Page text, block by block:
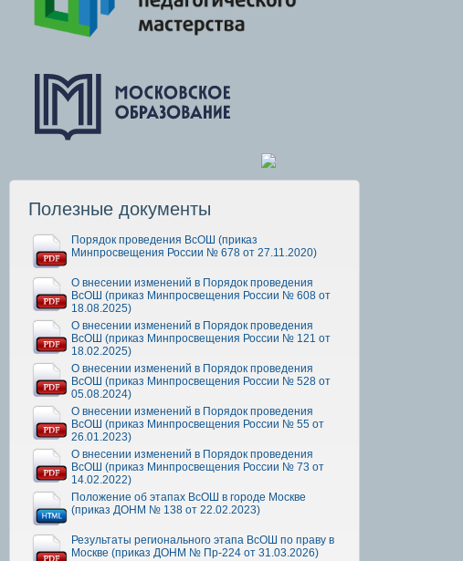
Полезные документы
Порядок проведения ВсОШ (приказ
Минпросвещения России № 678 от 27.11.2020)
О внесении изменений в Порядок проведения
ВсОШ (приказ Минпросвещения России № 608 от
18.08.2025)
О внесении изменений в Порядок проведения
ВсОШ (приказ Минпросвещения России № 121 от
18.02.2025)
О внесении изменений в Порядок проведения
ВсОШ (приказ Минпросвещения России № 528 от
05.08.2024)
О внесении изменений в Порядок проведения
ВсОШ (приказ Минпросвещения России № 55 от
26.01.2023)
О внесении изменений в Порядок проведения
ВсОШ (приказ Минпросвещения России № 73 от
14.02.2022)
Положение об этапах ВсОШ в городе Москве
(приказ ДОНМ № 138 от 22.02.2023)
Результаты регионального этапа ВсОШ по праву в
Москве (приказ ДОНМ № Пр-224 от 31.03.2026)